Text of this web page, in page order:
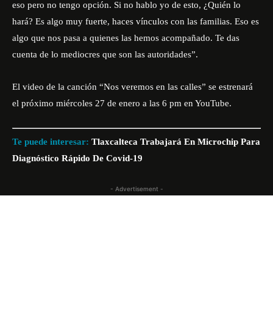
eso pero no tengo opción. Si no hablo yo de esto, ¿Quién lo
hará? Es algo muy fuerte, haces vínculos con las familias. Eso es
algo que nos pasa a quienes las hemos acompañado. Te das
cuenta de lo mediocres que son las autoridades”.
El video de la canción “Nos veremos en las calles” se estrenará
el próximo miércoles 27 de enero a las 6 pm en YouTube.
Te puede interesar: Tlaxcalteca Trabajará En Microchip Para
Diagnóstico Rápido De Covid-19
- Advertisement -